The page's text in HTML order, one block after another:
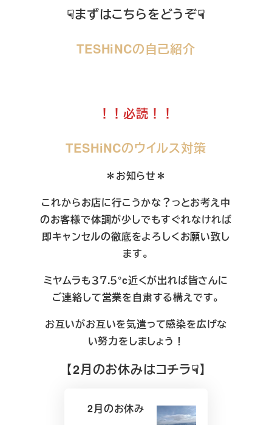
☟まずはこちらをどうぞ☟
TESHiNCの自己紹介
！！必読！！
TESHiNCのウイルス対策
＊お知らせ＊
これからお店に行こうかな？っとお考え中
のお客様で体調が少しでもすぐれなければ
即キャンセルの徹底をよろしくお願い致し
ます。
ミヤムラも３７.５°c近くが出れば皆さんに
ご連絡して営業を自粛する構えです。
お互いがお互いを気遣って感染を広げな
い努力をしましょう！
【2月のお休みはコチラ☟】
2月のお休み